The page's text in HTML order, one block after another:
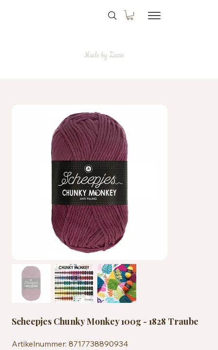
Made by Zazie
Scheepjes Chunky Monkey 100g - 1828 Traube
Artikelnummer: 8717738890934
8717738890934